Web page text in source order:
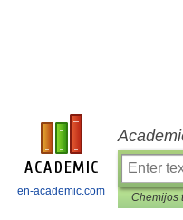
en-academic.com